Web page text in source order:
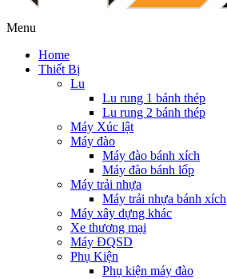
Menu
Home
Thiết Bị
Lu
Lu rung 1 bánh thép
Lu rung 2 bánh thép
Máy Xúc lật
Máy đào
Máy đào bánh xích
Máy đào bánh lốp
Máy trải nhựa
Máy trải nhựa bánh xích
Máy xây dựng khác
Xe thương mại
Máy ĐQSD
Phụ Kiện
Phụ kiện máy đào